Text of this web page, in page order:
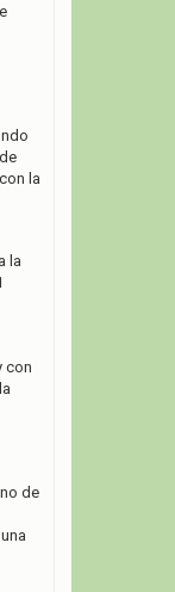
la
la
con
de